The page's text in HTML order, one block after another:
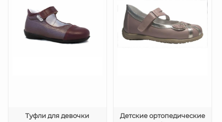
Туфли для девочки
Детские ортопедические